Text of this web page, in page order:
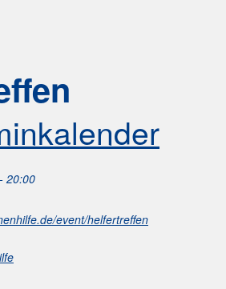
20:00
event/helfertreffen